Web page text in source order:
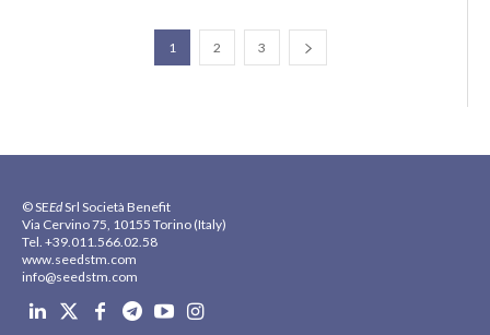
1 2 3
© SEEdSrl Società Benefit
Via Cervino 75, 10155 Torino (Italy)
Tel. +39.011.566.02.58
www.seedstm.com
info@seedstm.com